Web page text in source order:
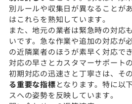
別ルールや収集日が異なることが
はこれらを熟知しています。
また、地元の業者は緊急時の対応
いです。急な作業や追加の対応が
の近隣業者のほうが素早く対応で
対応の早さとカスタマーサポート
初期対応の迅速さと丁寧さは、そ
る重要な指標となります。特に以
スへの姿勢を反映しています。